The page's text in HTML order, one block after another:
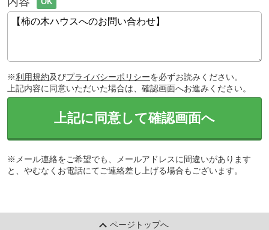
※利用規約及びプライバシーポリシーを必ずお読みください。
上記内容に同意いただいた場合は、確認画面へお進みください。
上記に同意して確認画面へ
※メール連絡をご希望でも、メールアドレスに間違いがあります
と、やむなくお電話にてご連絡差し上げる場合もございます。
ページトップへ